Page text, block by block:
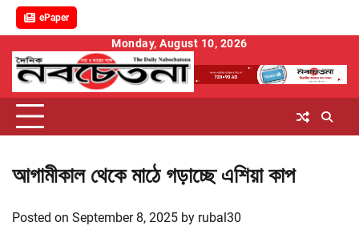
ePaper
content
Monday, August 10, 2026
আগামীকাল থেকে মাঠে গড়াচ্ছে এশিয়া কাপ
Posted on September 8, 2025 by rubal30